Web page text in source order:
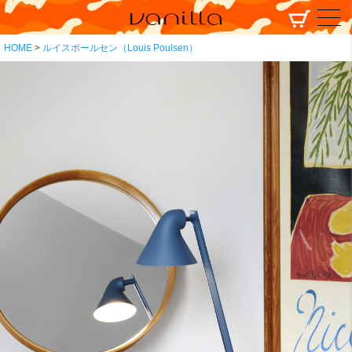
HOME ルイスポールセン（Louis Poulsen）